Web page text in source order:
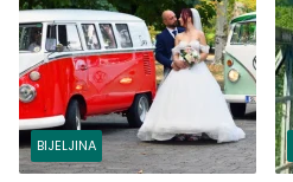
BIJELJINA